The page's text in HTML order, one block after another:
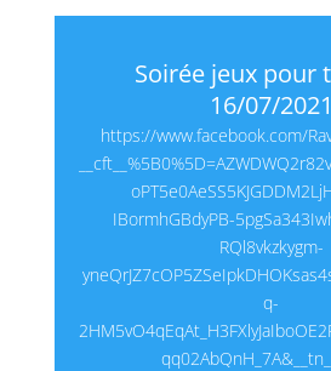
Soirée jeux pour
16/07/2021
https://www.facebook.com/
IBormhGBdyPB-
RQl8vkzkygm-
q-